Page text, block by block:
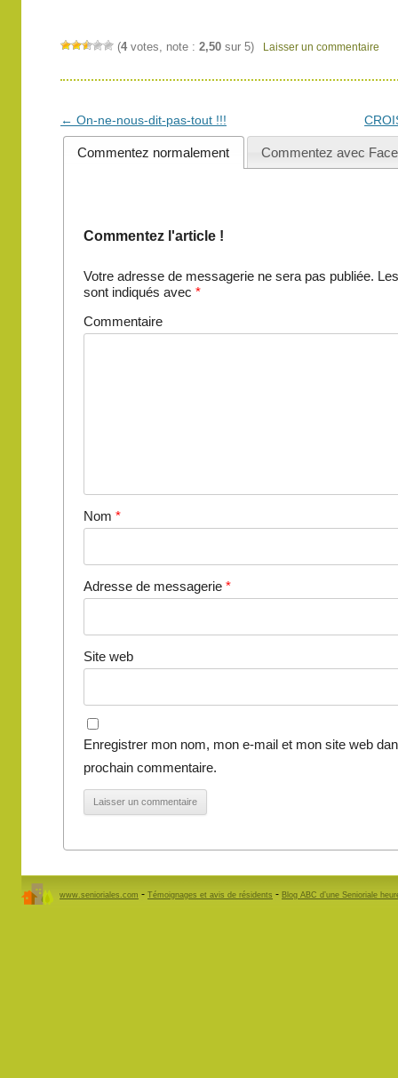
(4 votes, note : 2,50 sur 5) Laisser un commentaire
Navigation
des
← On-ne-nous-dit-pas-tout !!!
Commentez normalement Commentez avec
Commentez l'article !
Votre adresse de messagerie ne sera pas publiée.
sont indiqués avec *
Commentaire
Nom *
Adresse de messagerie *
Site web
Enregistrer mon nom, mon e-mail et mon site web
prochain commentaire.
www.senioriales.com - Témoignages et avis de résidents - Blog ABC d’une Senioriale